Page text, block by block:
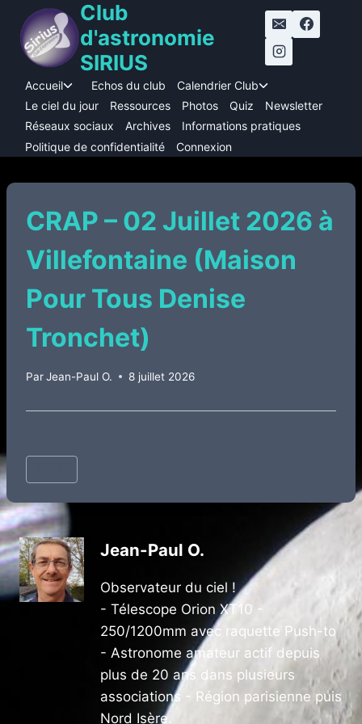
contenu
Club
d'astronomie
SIRIUS
Accueil
Ouvrir/fermer
le
menu
enfant
Echos du club Calendrier Club
le
menu
Le ciel du jour Ressources Photos Quiz
Newsletter
Réseaux sociaux
Archives
Informations pratiques
Politique de confidentialité
Connexion
CRAP – 02 Juillet 2026 à
Villefontaine (Maison
Pour Tous Denise
Tronchet)
ParJean-Paul O. 8 juillet 2026
Étiquettes
de
la
publication :
Jean-Paul O.
Observateur du ciel !
- Télescope Orion XT10 -
250/1200mm avec raquette Push-to
- Astronome amateur actif depuis
plus de 20 ans dans plusieurs
associations - Région parisienne puis
Nord Isère.